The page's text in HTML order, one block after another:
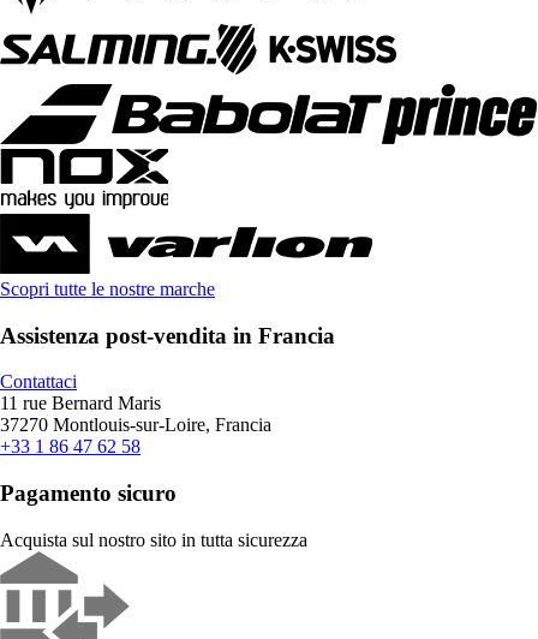
Scopri tutte le nostre marche
Assistenza post-vendita in Francia
Contattaci
11 rue Bernard Maris
37270 Montlouis-sur-Loire, Francia
+33 1 86 47 62 58
Pagamento sicuro
Acquista sul nostro sito in tutta sicurezza